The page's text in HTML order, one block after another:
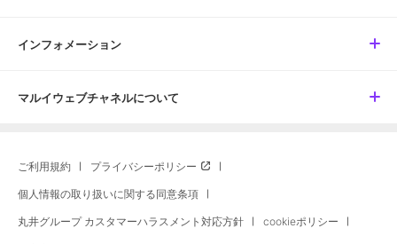
インフォメーション
マルイウェブチャネルについて
ご利用規約 プライバシーポリシー
個人情報の取り扱いに関する同意条項
丸井グループ カスタマーハラスメント対応方針 cookieポリシー